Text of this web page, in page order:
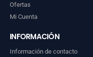
Ofertas
Mi Cuenta
INFORMACIÓN
Información de contacto